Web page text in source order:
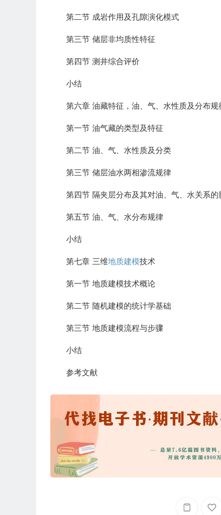
第二节 成岩作用及孔隙演化模式
第三节 储层非均质性特征
第四节 测井综合评价
小结
第六章 油藏特征，油、气、水性质及分布规
第一节 油气藏的类型及特征
第二节 油、气、水性质及分类
第三节 储层油水两相渗流规律
第四节 隔夹层分布及其对油、气、水关系的
第五节 油、气、水分布规律
小结
第七章 三维地质建模技术
第一节 地质建模技术概论
第二节 随机建模的统计学基础
第三节 地质建模流程与步骤
小结
参考文献